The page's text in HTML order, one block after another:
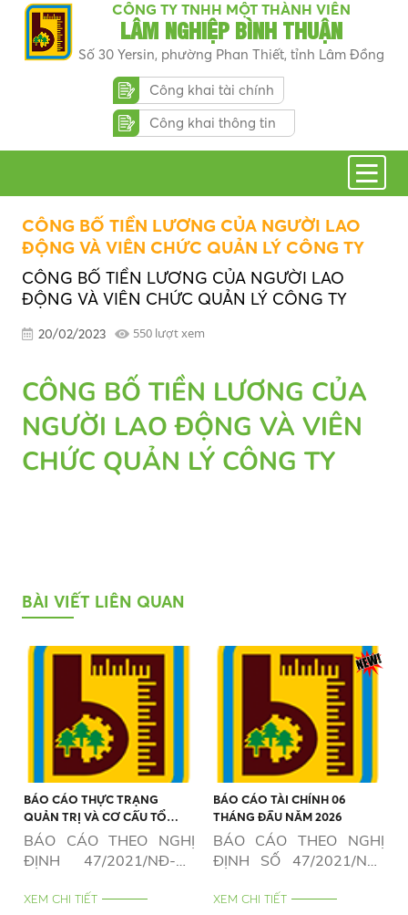
CÔNG TY TNHH MỘT THÀNH VIÊN
LÂM NGHIỆP BÌNH THUẬN
Số 30 Yersin, phường Phan Thiết, tỉnh Lâm Đồng
Công khai tài chính
Công khai thông tin
CÔNG BỐ TIỀN LƯƠNG CỦA NGƯỜI LAO
ĐỘNG VÀ VIÊN CHỨC QUẢN LÝ CÔNG TY
CÔNG BỐ TIỀN LƯƠNG CỦA NGƯỜI LAO
ĐỘNG VÀ VIÊN CHỨC QUẢN LÝ CÔNG TY
20/02/2023 550 lượt xem
CÔNG BỐ TIỀN LƯƠNG CỦA
NGƯỜI LAO ĐỘNG VÀ VIÊN
CHỨC QUẢN LÝ CÔNG TY
BÀI VIẾT LIÊN QUAN
BÁO CÁO THỰC TRẠNG
QUẢN TRỊ VÀ CƠ CẤU TỔ
CHỨC CỦA DOANH NGHIỆP 6
BÁO CÁO THEO NGHỊ
ĐỊNH 47/2021/NĐ-CP
XEM CHI TIẾT
BÁO CÁO TÀI CHÍNH 06
THÁNG ĐẦU NĂM 2026
BÁO CÁO THEO NGHỊ
ĐỊNH SỐ 47/2021/NĐ-
XEM CHI TIẾT